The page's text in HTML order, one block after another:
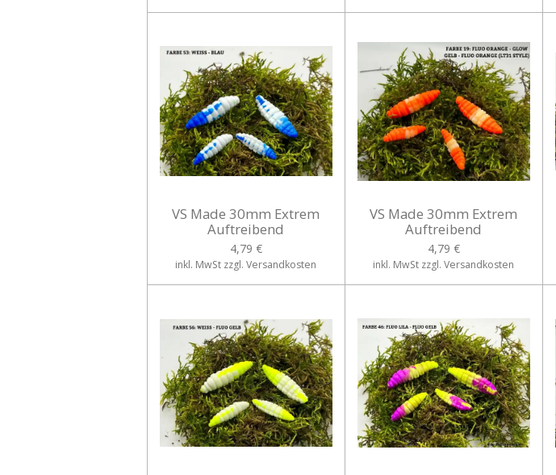
VS Made 30mm Extrem
Auftreibend
4,79 €
inkl. MwSt zzgl. Versandkosten
VS Made 30mm Extrem
Auftreibend
4,79 €
inkl. MwSt zzgl. Versandkosten